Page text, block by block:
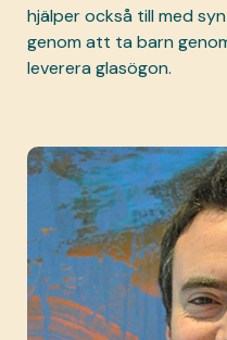
hjälper också till med
genom att ta barn
leverera glasögon.